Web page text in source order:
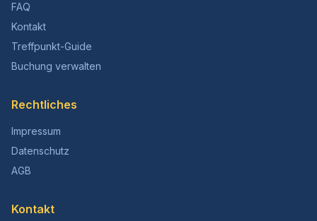
FAQ
Kontakt
Treffpunkt-Guide
Buchung verwalten
Rechtliches
Impressum
Datenschutz
AGB
Kontakt